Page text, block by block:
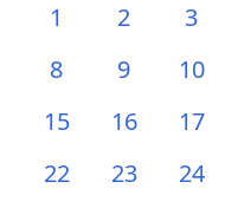
1
2 3
8
9 10
15
16 17
22
23 24